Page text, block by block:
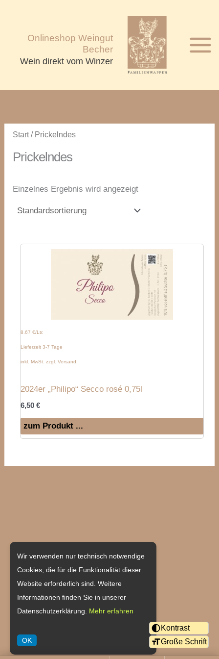
springenOnlineshop Weingut
Becher
Wein direkt vom Winzer
Start/ Prickelndes
Prickelndes
Einzelnes Ergebnis wird angezeigt
8.67 €/Ltr.
Lieferzeit 3-7 Tage
inkl. MwSt. zzgl. Versand
2024er „Philipo“ Secco rosé 0,75l
6,50€
zum Produkt ...
Hauptstraße 55
55237 Flonheim/Uffhofen
Tel: 06734/6401
verkauf@weingut-becher.de
Wir verwenden nur technisch notwendige
Cookies, die für die Funktionalität dieser
Website erforderlich sind. Weitere
Informationen finden Sie in unserer
Datenschutzerklärung.
Mehr erfahren
OK
Kontrast
Große Schrift